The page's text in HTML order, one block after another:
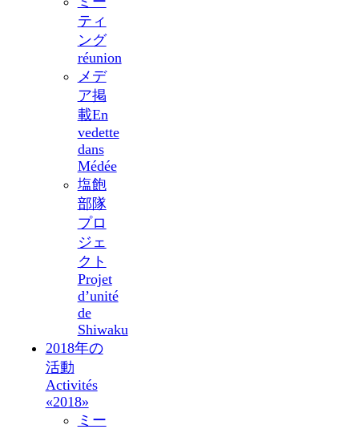
ティ
ング
réunion
メデ
ア掲
載En
vedette
dans
Médée
塩飽
部隊
プロ
ジェ
クト
Projet
d’unité
de
Shiwaku
2018年の
活動
Activités
«2018»
ミー